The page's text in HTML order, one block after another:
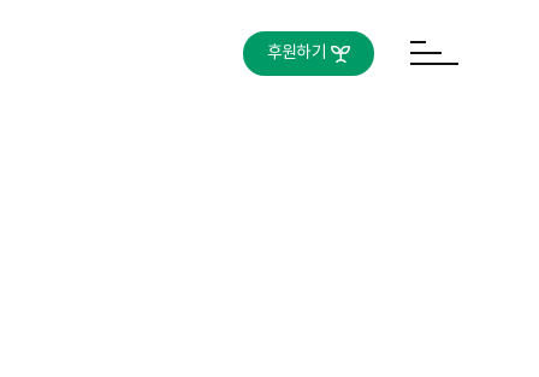
후원하기